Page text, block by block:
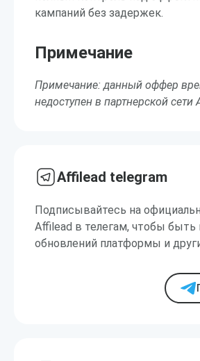
кампаний без задержек.
Примечание
Примечание: данный оффер
недоступен в партнерской сети
Affilead telegram
Подписывайтесь на
Affilead в телегам, чтобы быть
обновлений платформы и